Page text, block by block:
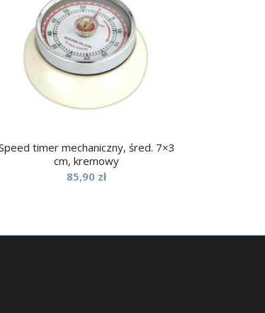
timer mechaniczny, śred. 7×3
cm, kremowy
85,90 zł